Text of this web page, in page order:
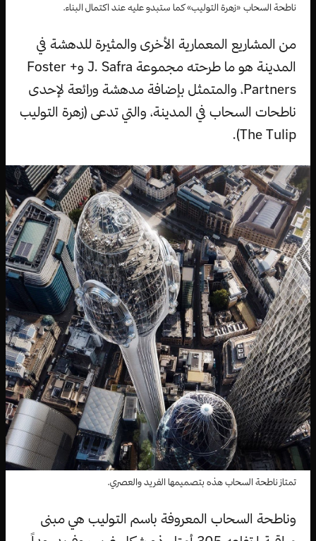
ناطحة السحاب «زهرة التوليب» كما ستبدو عليه عند اكتمال البناء.
من المشاريع المعمارية الأخرى والمثيرة للدهشة في
المدينة هو ما طرحته مجموعة J. Safra وFoster +
Partners، والمتمثل بإضافة مدهشة ورائعة لإحدى
ناطحات السحاب في المدينة، والتي تدعى (زهرة التوليب
The Tulip).
تمتاز ناطحة السحاب هذه بتصميمها الفريد والعصري.
وناطحة السحاب المعروفة باسم التوليب هي مبنى